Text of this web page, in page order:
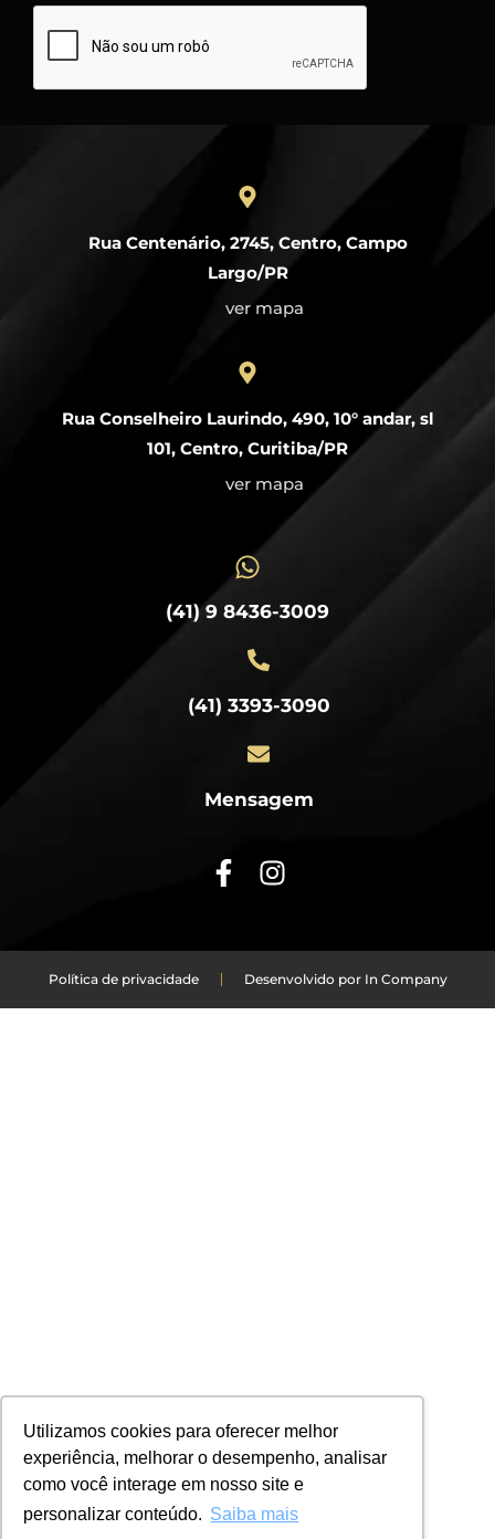
Utilizamos cookies para oferecer melhor
experiência, melhorar o desempenho, analisar
como você interage em nosso site e
personalizar conteúdo. Saiba mais
Rua Centenário, 2745, Centro, Campo
Largo/PR
ver mapa
Rua Conselheiro Laurindo, 490, 10° andar, sl
101, Centro, Curitiba/PR
ver mapa
(41) 9 8436-3009
(41) 3393-3090
Mensagem
Política de privacidade Desenvolvido por In Company